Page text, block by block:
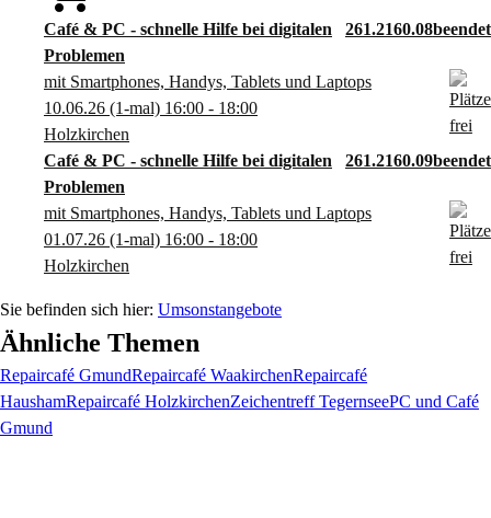
Café & PC - schnelle Hilfe bei digitalen
Problemen
261.2160.08
mit Smartphones, Handys, Tablets und Laptops
10.06.26 (1-mal) 16:00 - 18:00
Holzkirchen
Café & PC - schnelle Hilfe bei digitalen
Problemen
261.2160.09
mit Smartphones, Handys, Tablets und Laptops
01.07.26 (1-mal) 16:00 - 18:00
Holzkirchen
Umsonstangebote
Ähnliche Themen
Repaircafé GmundRepaircafé WaakirchenRepaircafé
HaushamRepaircafé HolzkirchenZeichentreff TegernseePC und Café
Gmund